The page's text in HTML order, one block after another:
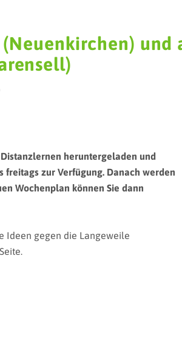
und
heruntergeladen und
freitags zur Verfügung. Danach werden
Wochenplan können Sie dann
Ideen gegen die Langeweile